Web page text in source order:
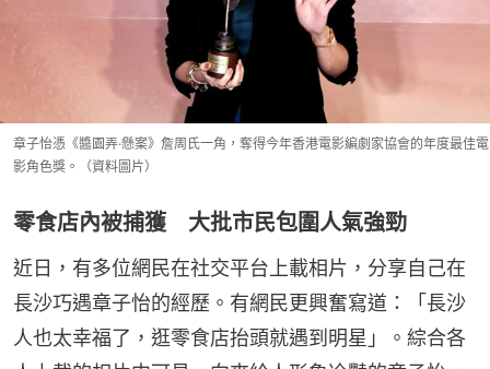
章子怡憑《醬園弄·懸案》詹周氏一角，奪得今年香港電影編劇家協會的年度最佳電
影角色獎。（資料圖片）
零食店內被捕獲 大批市民包圍人氣強勁
近日，有多位網民在社交平台上載相片，分享自己在
長沙巧遇章子怡的經歷。有網民更興奮寫道：「長沙
人也太幸福了，逛零食店抬頭就遇到明星」。綜合各